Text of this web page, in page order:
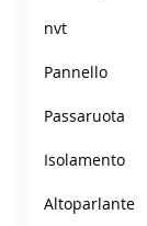
nvt
Pannello
Passaruota
Isolamento
Altoparlante